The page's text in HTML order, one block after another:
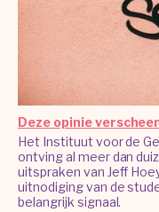
Deze opinie
Het Instituut voor de
ontving al meer dan
uitspraken van Jeff
uitnodiging van de
belangrijk signaal.